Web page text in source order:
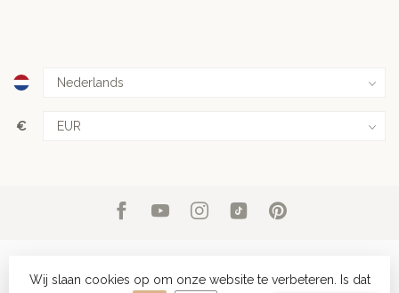
€
© Copyright 2026 PuurSpirits.nl- Powered byLightspeed-
Wij slaan cookies op om onze website te verbeteren. Is dat